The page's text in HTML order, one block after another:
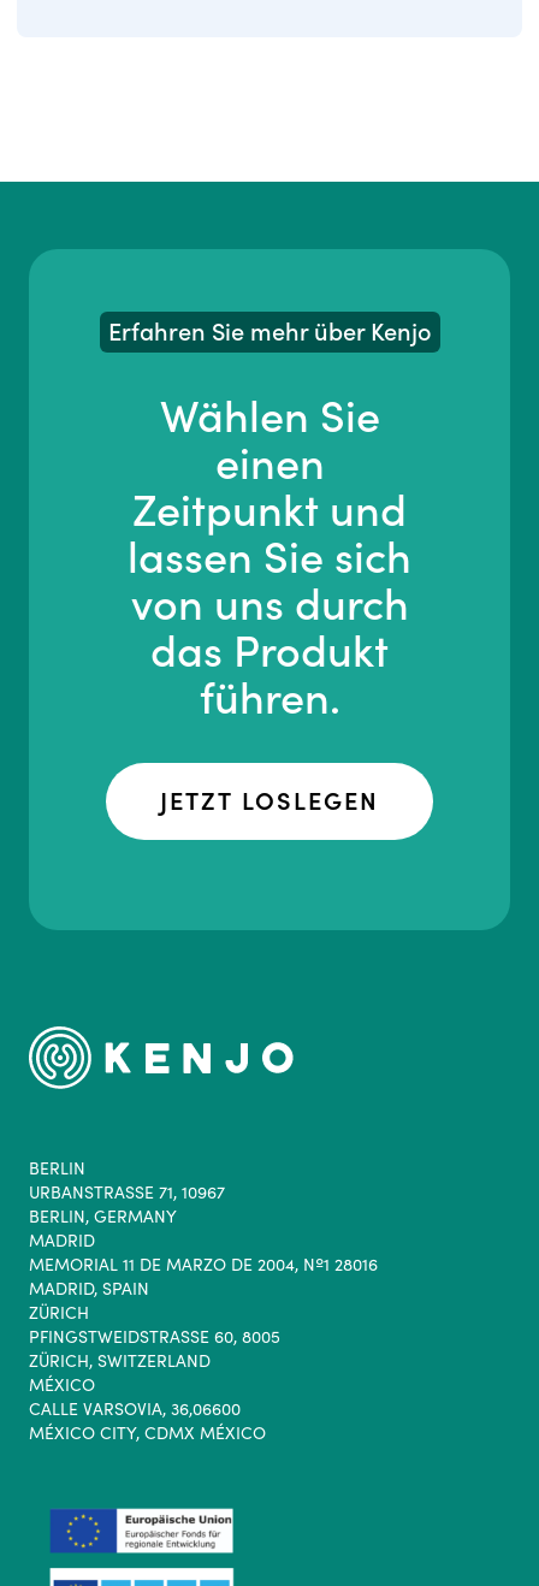
Erfahren Sie mehr über Kenjo
Wählen Sie
einen
Zeitpunkt und
lassen Sie sich
von uns durch
das Produkt
führen.
JETZT LOSLEGEN
BERLIN
URBANSTRASSE 71, 10967
BERLIN, GERMANY
MADRID
MEMORIAL 11 DE MARZO DE 2004, Nº1 28016
MADRID, SPAIN
ZÜRICH
PFINGSTWEIDSTRASSE 60, 8005
ZÜRICH, SWITZERLAND
MÉXICO
CALLE VARSOVIA, 36,06600
MÉXICO CITY, CDMX MÉXICO